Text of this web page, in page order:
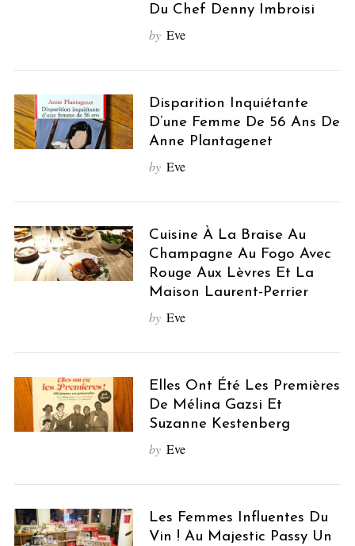
Du Chef Denny Imbroisi
by Eve
Disparition Inquiétante
D’une Femme De 56 Ans De
Anne Plantagenet
by Eve
Cuisine À La Braise Au
Champagne Au Fogo Avec
Rouge Aux Lèvres Et La
Maison Laurent-Perrier
by Eve
Elles Ont Été Les Premières
De Mélina Gazsi Et
Suzanne Kestenberg
by Eve
Les Femmes Influentes Du
Vin ! Au Majestic Passy Un